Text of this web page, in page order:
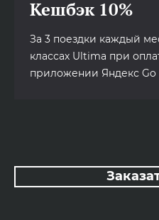
Кешбэк 10%
За 3 поездки каждый
классах Ultima при
приложении Яндекс Go